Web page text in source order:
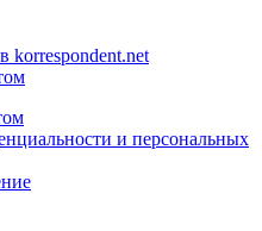
korrespondent.net
и персональных